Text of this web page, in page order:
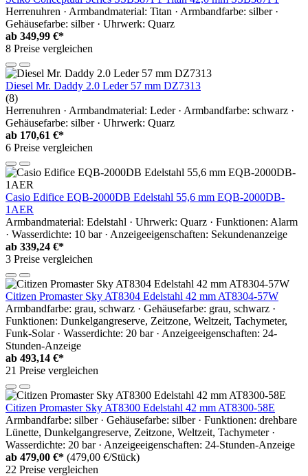
Herrenuhren · Armbandmaterial: Titan · Armbandfarbe: silber ·
Gehäusefarbe: silber · Uhrwerk: Quarz
ab 349,99 €*
8 Preise vergleichen
Diesel Mr. Daddy 2.0 Leder 57 mm DZ7313
(8)
Herrenuhren · Armbandmaterial: Leder · Armbandfarbe: schwarz ·
Gehäusefarbe: silber · Uhrwerk: Quarz
ab 170,61 €*
6 Preise vergleichen
Casio Edifice EQB-2000DB Edelstahl 55,6 mm EQB-2000DB-
1AER
Armbandmaterial: Edelstahl · Uhrwerk: Quarz · Funktionen: Alarm
· Wasserdichte: 10 bar · Anzeigeeigenschaften: Sekundenanzeige
ab 339,24 €*
3 Preise vergleichen
Citizen Promaster Sky AT8304 Edelstahl 42 mm AT8304-57W
Armbandfarbe: grau, schwarz · Gehäusefarbe: grau, schwarz ·
Funktionen: Dunkelgangreserve, Zeitzone, Weltzeit, Tachymeter,
Funk-Solar · Wasserdichte: 20 bar · Anzeigeeigenschaften: 24-
Stunden-Anzeige
ab 493,14 €*
21 Preise vergleichen
Citizen Promaster Sky AT8300 Edelstahl 42 mm AT8300-58E
Armbandfarbe: silber · Gehäusefarbe: silber · Funktionen: drehbare
Lünette, Dunkelgangreserve, Zeitzone, Weltzeit, Tachymeter ·
Wasserdichte: 20 bar · Anzeigeeigenschaften: 24-Stunden-Anzeige
ab 479,00 €* (479,00 €/Stück)
22 Preise vergleichen